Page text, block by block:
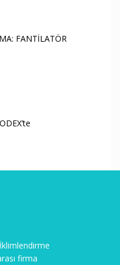
FANTİLATÖR
firma